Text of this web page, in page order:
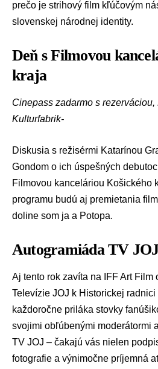
prečo je strihový film kľúčovým
slovenskej národnej identity.
Deň s Filmovou
kraja
Cinepass zadarmo s
Kulturfabrik-
Diskusia s režisérmi Katarínou
Gondom o ich úspešných
Filmovou kanceláriou Košického
programu budú aj premietania
doline som ja a Potopa.
Autogramiáda TV
Aj tento rok zavíta na IFF Art
Televízie JOJ k Historickej
každoročne priláka stovky
svojimi obľúbenými moderátormi
TV JOJ – čakajú vás nielen
fotografie a výnimočne príjemná